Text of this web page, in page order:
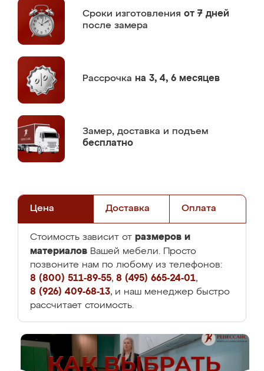
Сроки изготовления от 7 дней
после замера
Рассрочка на 3, 4, 6 месяцев
Замер, доставка и подъем
бесплатно
Цена Доставка Оплата
Стоимость зависит от размеров и
материалов Вашей мебели. Просто
позвоните нам по любому из телефонов:
8 (800) 511-89-55, 8 (495) 665-24-01,
8 (926) 409-68-13, и наш менеджер быстро
рассчитает стоимость.